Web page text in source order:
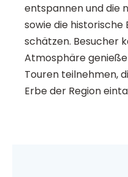
entspannen und die
sowie die historische
schätzen. Besucher
Atmosphäre
Touren teilnehmen,
Erbe der Region